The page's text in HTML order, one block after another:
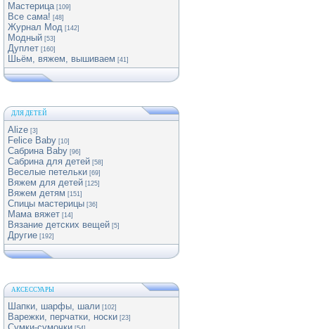
Мастерица [109]
Все сама! [48]
Журнал Мод [142]
Модный [53]
Дуплет [160]
Шьём, вяжем, вышиваем [41]
ДЛЯ ДЕТЕЙ
Alize [3]
Felice Baby [10]
Сабрина Baby [96]
Сабрина для детей [58]
Веселые петельки [69]
Вяжем для детей [125]
Вяжем детям [151]
Спицы мастерицы [36]
Мама вяжет [14]
Вязание детских вещей [5]
Другие [192]
АКСЕССУАРЫ
Шапки, шарфы, шали [102]
Варежки, перчатки, носки [23]